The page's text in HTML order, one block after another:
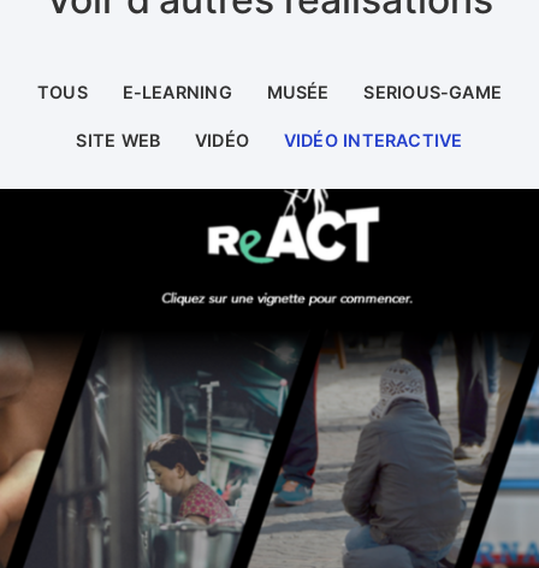
TOUS E-LEARNING MUSÉE SERIOUS-GAME
SITE WEB VIDÉO VIDÉO INTERACTIVE